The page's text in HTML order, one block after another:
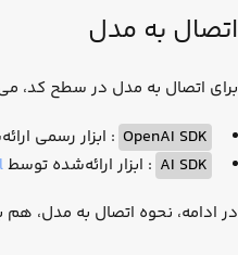
اتصال به مدل
برای اتصال به مدل در سطح کد،
OpenAI SDK : ابزار رسمی
AI SDK : ابزار ارائه‌شده توسط
در ادامه، نحوه اتصال به مدل، هم